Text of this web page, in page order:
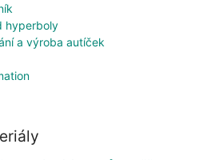
hyperboly
a výroba autíček